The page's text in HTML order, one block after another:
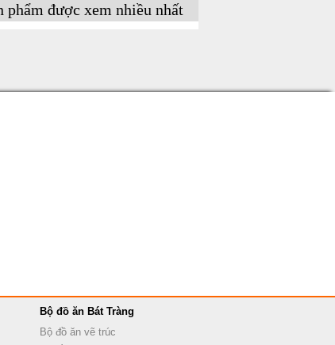
phẩm được xem nhiều nhất
Bộ đồ ăn Bát Tràng
Bộ đồ ăn vẽ trúc